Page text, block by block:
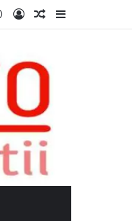
WhatsApp
Log InRandom Article